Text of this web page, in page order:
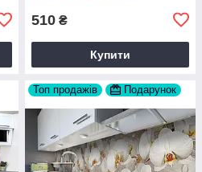
510 ₴
Купити
Топ продажів Подарунок